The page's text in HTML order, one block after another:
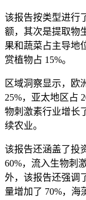
该报告按类型进行
额，其次是提取物
果和蔬菜占主导地
赏植物占 15%。
区域洞察显示，欧
25%，亚太地区占
物刺激素行业增长
续农业。
该报告还涵盖了投
60%，流入生物刺
外，该报告还强调
量增加了 70%，海